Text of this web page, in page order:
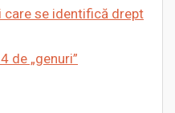
care se identifică drept
de „genuri”